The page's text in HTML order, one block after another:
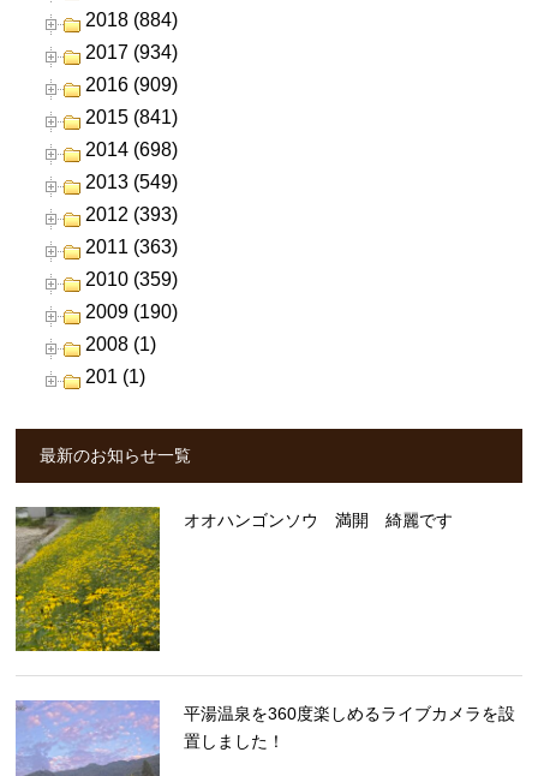
2018 (884)
2017 (934)
2016 (909)
2015 (841)
2014 (698)
2013 (549)
2012 (393)
2011 (363)
2010 (359)
2009 (190)
2008 (1)
201 (1)
最新のお知らせ一覧
オオハンゴンソウ 満開 綺麗です
平湯温泉を360度楽しめるライブカメラを設
置しました！